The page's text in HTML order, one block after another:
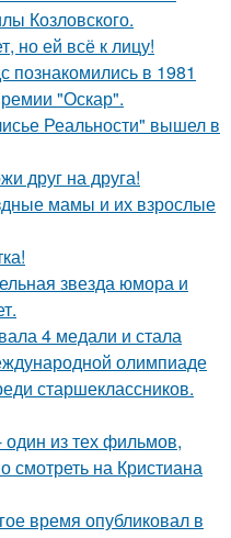
Козловского.
но ей всё к лицу!
познакомились в 1981
"Оскар".
Реальности" вышел в
друг на друга!
мамы и их взрослые
звезда юмора и
4 медали и стала
олимпиаде
старшеклассников.
из тех фильмов,
смотреть на Кристиана
время опубликовал в